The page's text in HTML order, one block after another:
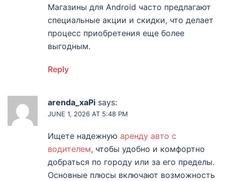
Магазины для Android часто предлагают
специальные акции и скидки, что делает
процесс приобретения еще более
выгодным.
Reply
arenda_xaPi says:
JUNE 1, 2026 AT 5:48 PM
Ищете надежную аренду авто с
водителем, чтобы удобно и комфортно
добраться по городу или за его пределы.
Основные плюсы включают возможность